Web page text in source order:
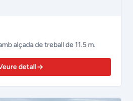
alçada de treball de 11.5 m.
detall